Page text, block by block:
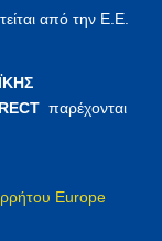
από την Ε.Ε.
παρέχονται
Europe